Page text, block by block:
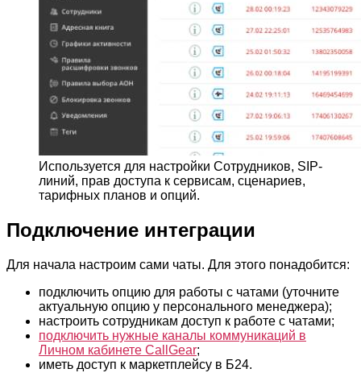
Используется для настройки Сотрудников, SIP-
линий, прав доступа к сервисам, сценариев,
тарифных планов и опций.
Подключение интеграции
Для начала настроим сами чаты. Для этого понадобится:
подключить опцию для работы с чатами (уточните
актуальную опцию у персонального менеджера);
настроить сотрудникам доступ к работе с чатами;
подключить нужные каналы коммуникаций в
Личном кабинете CallGear;
иметь доступ к маркетплейсу в Б24.